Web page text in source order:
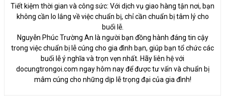
Tiết kiệm thời gian và công sức: Với dịch vụ giao hàng tận nơi, bạn
không cần lo lắng về việc chuẩn bị, chỉ cần chuẩn bị tâm lý cho
buổi lễ.
Nguyễn Phúc Trường An là người bạn đồng hành đáng tin cậy
trong việc chuẩn bị lễ cúng cho gia đình bạn, giúp bạn tổ chức các
buổi lễ ý nghĩa và trọn vẹn nhất. Hãy liên hệ với
docungtrongoi.com ngay hôm nay để được tư vấn và chuẩn bị
mâm cúng cho những dịp lễ trọng đại của gia đình!